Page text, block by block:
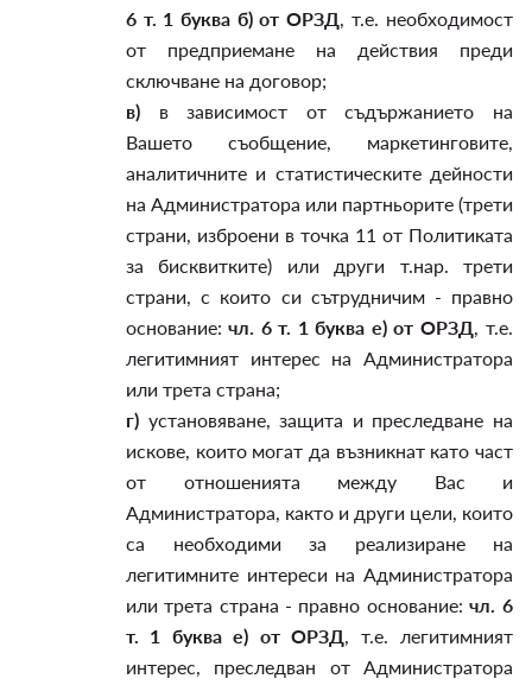
6 т. 1 буква б) от ОРЗД, т.е. необходимост
от предприемане на действия преди
сключване на договор;
в) в зависимост от съдържанието на
Вашето съобщение, маркетинговите,
аналитичните и статистическите дейности
на Администратора или партньорите (трети
страни, изброени в точка 11 от Политиката
за бисквитките) или други т.нар. трети
страни, с които си сътрудничим - правно
основание: чл. 6 т. 1 буква е) от ОРЗД, т.е.
легитимният интерес на Администратора
или трета страна;
г) установяване, защита и преследване на
искове, които могат да възникнат като част
от отношенията между Вас и
Администратора, както и други цели, които
са необходими за реализиране на
легитимните интереси на Администратора
или трета страна - правно основание: чл. 6
т. 1 буква е) от ОРЗД, т.е. легитимният
интерес, преследван от Администратора